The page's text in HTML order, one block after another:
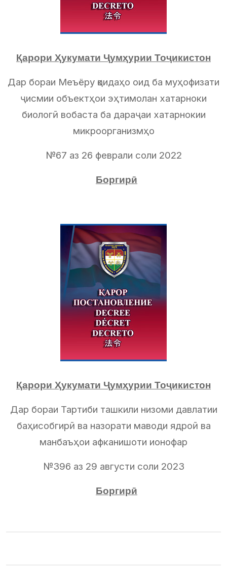
Қарори Ҳукумати Ҷумҳурии Тоҷикистон
Дар бораи Меъёру қоидаҳо оид ба муҳофизати
ҷисмии объектҳои эҳтимолан хатарноки
биологӣ вобаста ба дараҷаи хатарнокии
микроорганизмҳо
№67 аз 26 феврали соли 2022
Боргирӣ
Қарори Ҳукумати Ҷумҳурии Тоҷикистон
Дар бораи Тартиби ташкили низоми давлатии
баҳисобгирӣ ва назорати маводи ядроӣ ва
манбаъҳои афканишоти ионофар
№396 аз 29 августи соли 2023
Боргирӣ